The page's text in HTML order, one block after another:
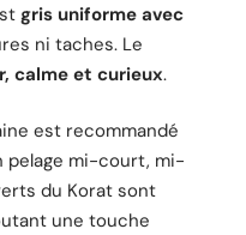
gris uniforme avec
ni taches. Le
calme et curieux.
est recommandé
pelage mi-court, mi-
du Korat sont
une touche